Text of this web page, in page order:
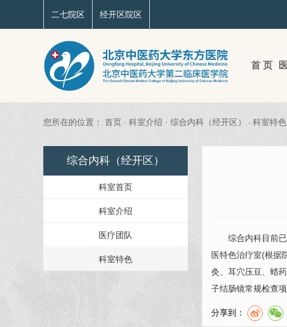
二七院区 经开区院区
首 页
您所在的位置： 首页 · 科室介绍 · 综合内科（经开区） · 科室特色
综合内科（经开区）
科室首页
科室介绍
医疗团队
科室特色
综合内科目前
医特色治疗室(根据
灸、耳穴压豆、蜡
子结肠镜常规检查
分享到：